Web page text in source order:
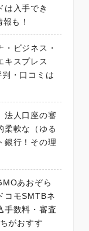
は入手でき
も！
・ビジネス・
キスプレス
・口コミは
法人口座の審
柔軟な（ゆる
銀行！その理
あおぞら
コモSMTBネ
手数料・審査
がおすす